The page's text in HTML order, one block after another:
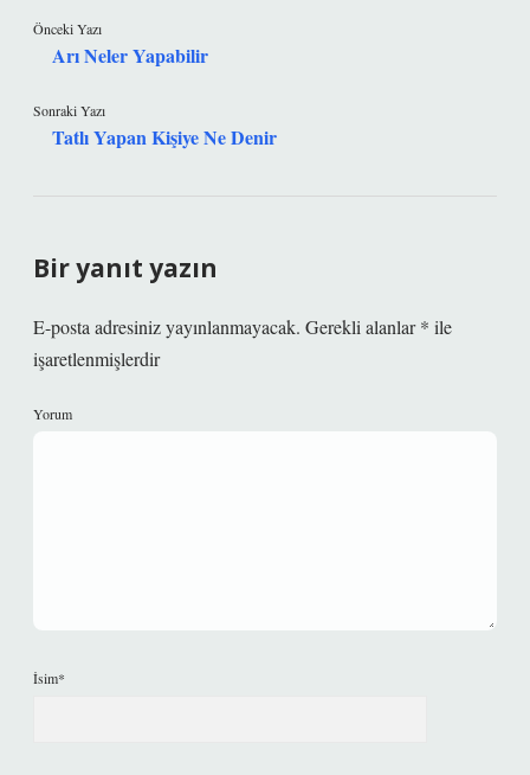
Önceki Yazı
Arı Neler Yapabilir
Sonraki Yazı
Tatlı Yapan Kişiye Ne Denir
Bir yanıt yazın
E-posta adresiniz yayınlanmayacak. Gerekli alanlar* ile
işaretlenmişlerdir
Yorum
İsim*